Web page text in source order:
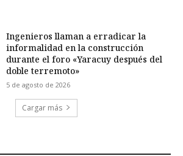
Ingenieros llaman a erradicar la
informalidad en la construcción
durante el foro «Yaracuy después del
doble terremoto»
5 de agosto de 2026
Cargar más